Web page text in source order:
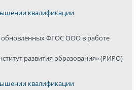
квалификации
обновлённых ФГОС ООО в работе
развития образования» (РИРО)
квалификации